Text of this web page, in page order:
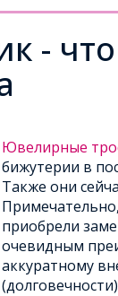
-
Ювелирные
бижутерии в
Также они
приобрели
очевидным
аккуратному